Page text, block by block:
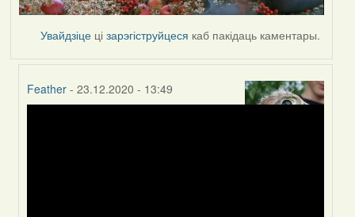
Увайдзіце цізарэгіструйцеся каб пакідаць каментары.
Feather - 23.12.2020 - 13:49